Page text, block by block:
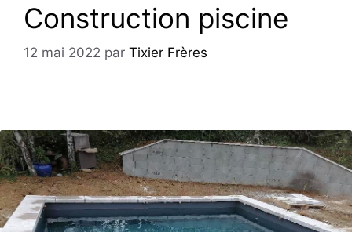
Construction piscine
12 mai 2022 par Tixier Frères